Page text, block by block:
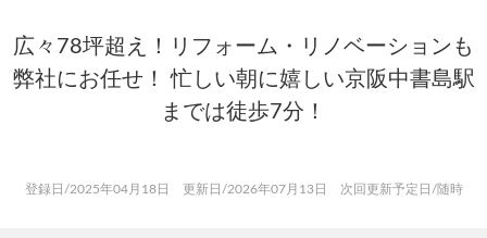
広々78坪超え！リフォーム・リノベーションも
弊社にお任せ！ 忙しい朝に嬉しい京阪中書島駅
までは徒歩7分！
登録日/2025年04月18日 更新日/2026年07月13日 次回更新予定日/随時